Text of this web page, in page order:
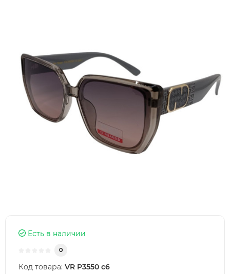
Есть в наличии
0
Код товара: VR P3550 c6